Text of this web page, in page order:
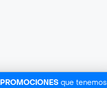
PROMOCIONES que tenemos